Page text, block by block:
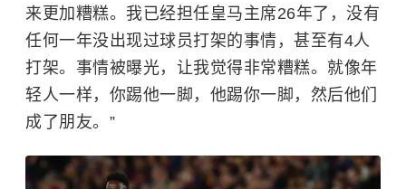
来更加糟糕。我已经担任皇马主席26年了，没有
任何一年没出现过球员打架的事情，甚至有4人
打架。事情被曝光，让我觉得非常糟糕。就像年
轻人一样，你踢他一脚，他踢你一脚，然后他们
成了朋友。”